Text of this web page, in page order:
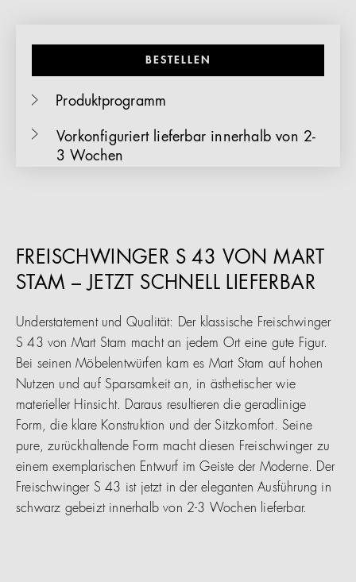
BESTELLEN
Produktprogramm
Vorkonfiguriert lieferbar innerhalb von 2-
3 Wochen
FREISCHWINGER S 43 VON MART
STAM – JETZT SCHNELL LIEFERBAR
Understatement und Qualität: Der klassische Freischwinger
S 43 von Mart Stam macht an jedem Ort eine gute Figur.
Bei seinen Möbelentwürfen kam es Mart Stam auf hohen
Nutzen und auf Sparsamkeit an, in ästhetischer wie
materieller Hinsicht. Daraus resultieren die geradlinige
Form, die klare Konstruktion und der Sitzkomfort. Seine
pure, zurückhaltende Form macht diesen Freischwinger zu
einem exemplarischen Entwurf im Geiste der Moderne. Der
Freischwinger S 43 ist jetzt in der eleganten Ausführung in
schwarz gebeizt innerhalb von 2-3 Wochen lieferbar.